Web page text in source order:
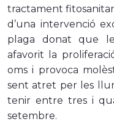
tractament
d’una intervenció
plaga donat que
afavorit la
oms i provoca
sent atret per les
tenir entre tres i
setembre.